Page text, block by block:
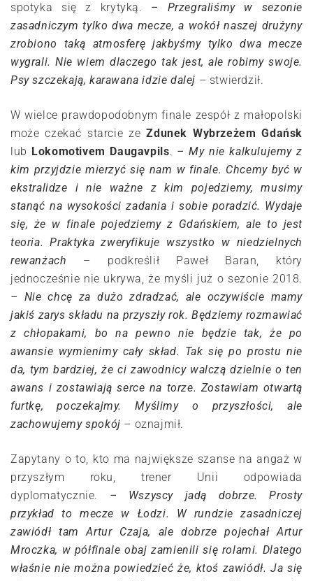
spotyka się z krytyką. – Przegraliśmy w sezonie
zasadniczym tylko dwa mecze, a wokół naszej drużyny
zrobiono taką atmosferę jakbyśmy tylko dwa mecze
wygrali. Nie wiem dlaczego tak jest, ale robimy swoje.
Psy szczekają, karawana idzie dalej – stwierdził.
W wielce prawdopodobnym finale zespół z małopolski
może czekać starcie zeZdunek Wybrzeżem Gdańsk
lub Lokomotivem Daugavpils. – My nie kalkulujemy z
kim przyjdzie mierzyć się nam w finale. Chcemy być w
ekstralidze i nie ważne z kim pojedziemy, musimy
stanąć na wysokości zadania i sobie poradzić. Wydaje
się, że w finale pojedziemy z Gdańskiem, ale to jest
teoria. Praktyka zweryfikuje wszystko w niedzielnych
rewanżach – podkreślił Paweł Baran, który
jednocześnie nie ukrywa, że myśli już o sezonie 2018.
– Nie chcę za dużo zdradzać, ale oczywiście mamy
jakiś zarys składu na przyszły rok. Będziemy rozmawiać
z chłopakami, bo na pewno nie będzie tak, że po
awansie wymienimy cały skład. Tak się po prostu nie
da, tym bardziej, że ci zawodnicy walczą dzielnie o ten
awans i zostawiają serce na torze. Zostawiam otwartą
furtkę, poczekajmy. Myślimy o przyszłości, ale
zachowujemy spokój – oznajmił.
Zapytany o to, kto ma największe szanse na angaż w
przyszłym roku, trener Unii odpowiada
dyplomatycznie. – Wszyscy jadą dobrze. Prosty
przykład to mecze w Łodzi. W rundzie zasadniczej
zawiódł tam Artur Czaja, ale dobrze pojechał Artur
Mroczka, w półfinale obaj zamienili się rolami. Dlatego
właśnie nie można powiedzieć że, ktoś zawiódł. Ja się